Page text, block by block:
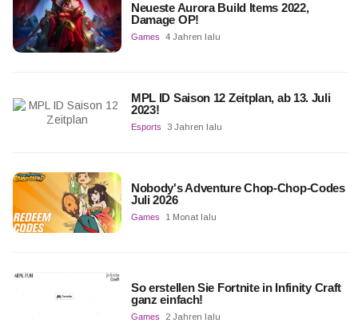
Neueste Aurora Build Items 2022,
Damage OP!
Games 4 Jahren lalu
MPL ID Saison 12 Zeitplan, ab 13. Juli
2023!
Esports 3 Jahren lalu
Nobody's Adventure Chop-Chop-Codes
Juli 2026
Games 1 Monat lalu
So erstellen Sie Fortnite in Infinity Craft
ganz einfach!
Games 2 Jahren lalu